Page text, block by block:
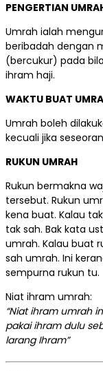
PENGERTIAN
Umrah ialah
beribadah dengan
(bercukur) pada
ihram haji.
WAKTU BUAT
Umrah boleh
kecuali jika
RUKUN UMRAH
Rukun bermakna
tersebut. Rukun
kena buat. Kalau
tak sah. Bak kata
umrah. Kalau buat
sah umrah. Ini
sempurna rukun tu.
Niat ihram umrah:
“Niat ihram umrah
pakai ihram dulu
larang Ihram”